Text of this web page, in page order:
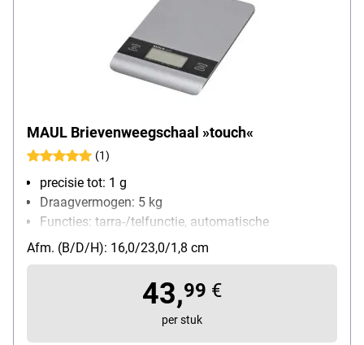
MAUL Brievenweegschaal »touch«
(1)
precisie tot: 1 g
Draagvermogen: 5 kg
Functies: tarra-/telfunctie, automatische
uitschakeling, automatische nulstelling, eenheden
wisselfunctie
soort batterij: AAA / Micro
Afm. (B/D/H): 16,0/23,0/1,8 cm
43,99 €
per stuk